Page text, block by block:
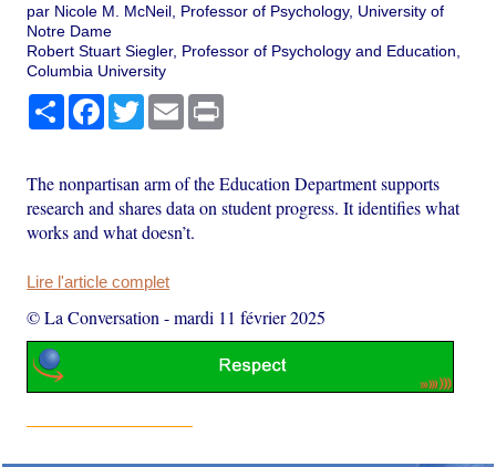
par Nicole M. McNeil, Professor of Psychology, University of
Notre Dame
Robert Stuart Siegler, Professor of Psychology and Education,
Columbia University
PartagerFacebook
TwitterEmail
The nonpartisan arm of the Education Department supports
research and shares data on student progress. It identifies what
works and what doesn’t.
Lire l'article complet
© La Conversation -mardi 11 février 2025